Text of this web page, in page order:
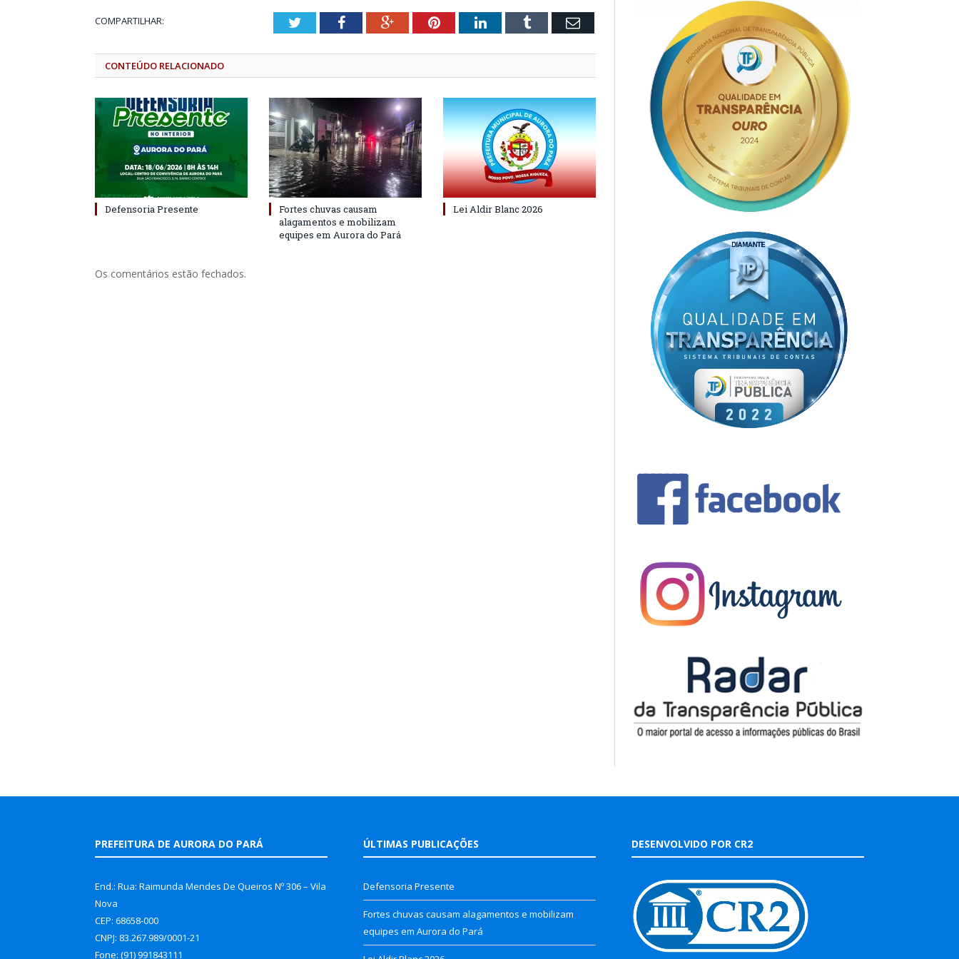
COMPARTILHAR: TwitterFacebookGoogle+PinterestLinkedInTumblr Email
CONTEÚDO RELACIONADO
Defensoria Presente
Fortes chuvas causam
alagamentos e mobilizam
equipes em Aurora do Pará
Lei Aldir Blanc 2026
Os comentários estão fechados.
PREFEITURA DE AURORA DO PARÁ
End.: Rua: Raimunda Mendes De Queiros Nº 306 – Vila
Nova
CEP: 68658-000
CNPJ: 83.267.989/0001-21
Fone: (91) 991843111
ÚLTIMAS PUBLICAÇÕES
Defensoria Presente
Fortes chuvas causam alagamentos e mobilizam
equipes em Aurora do Pará
DESENVOLVIDO POR CR2